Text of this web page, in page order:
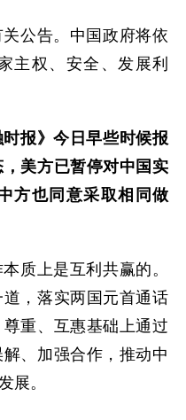
公告。中国政府将依
主权、安全、发展利
报》今日早些时候报
美方已暂停对中国实
方也同意采取相同做
质上是互利共赢的。
，落实两国元首通话
重、互惠基础上通过
、加强合作，推动中
展。